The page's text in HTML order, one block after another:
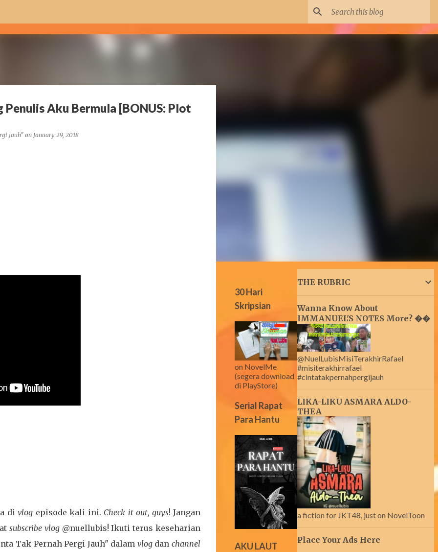
Aku Bermula [BONUS: Plot
Jauh" on January 29, 2018
di vlog episode kali ini. Check it out, guys! Jangan
subscribe vlog@nuellubis! Ikuti terus keseharian
Tak Pernah Pergi Jauh" dalam vlogdanchannel
30 Hari
Skripsian
on NovelMe
(segera download
di PlayStore)
Serial Rapat
Para Hantu
AKU LAUT
THE RUBRIC
Wanna Know About
IMMANUEL'S NOTES More? ��
@NuelLubisMisiTerakhirRafael
#misiterakhirrafael
#cintatakpernahpergijauh
LIKA-LIKU ASMARA ALDO-
THEA
a fiction for JKT48, just on NovelToon
Place Your Ads Here